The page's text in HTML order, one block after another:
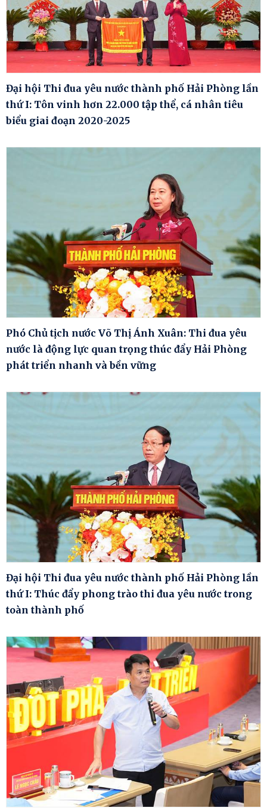
Đại hội Thi đua yêu nước thành phố Hải Phòng lần
thứ I: Tôn vinh hơn 22.000 tập thể, cá nhân tiêu
biểu giai đoạn 2020-2025
Phó Chủ tịch nước Võ Thị Ánh Xuân: Thi đua yêu
nước là động lực quan trọng thúc đẩy Hải Phòng
phát triển nhanh và bền vững
Đại hội Thi đua yêu nước thành phố Hải Phòng lần
thứ I: Thúc đẩy phong trào thi đua yêu nước trong
toàn thành phố